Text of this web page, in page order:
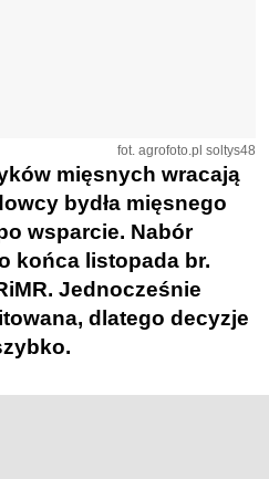
fot. agrofoto.pl soltys48
mięsnych wracają
bydła mięsnego
wsparcie. Nabór
końca listopada br.
Jednocześnie
dlatego decyzje